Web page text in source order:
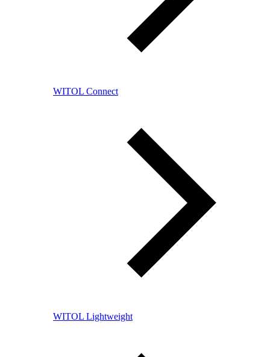
WITOL Connect
WITOL Lightweight